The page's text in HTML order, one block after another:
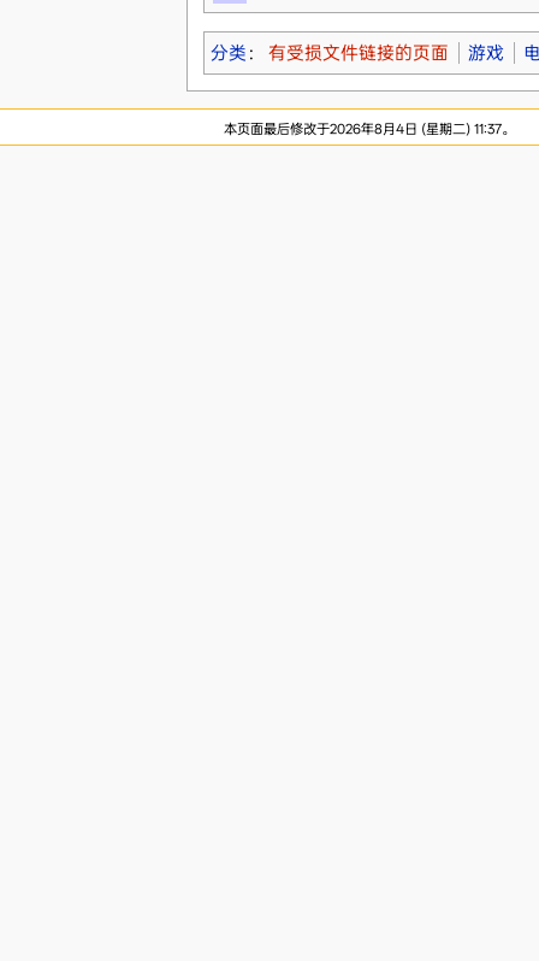
分类 ： 有受损文件链接的页面 游戏
本页面最后修改于2026年8月4日 (星期二) 11:37。